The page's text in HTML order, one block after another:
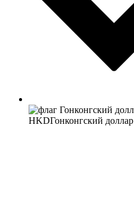
HKDГонконгский доллар